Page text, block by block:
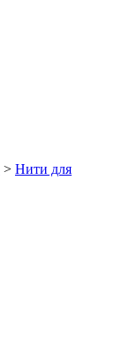
> Нити для